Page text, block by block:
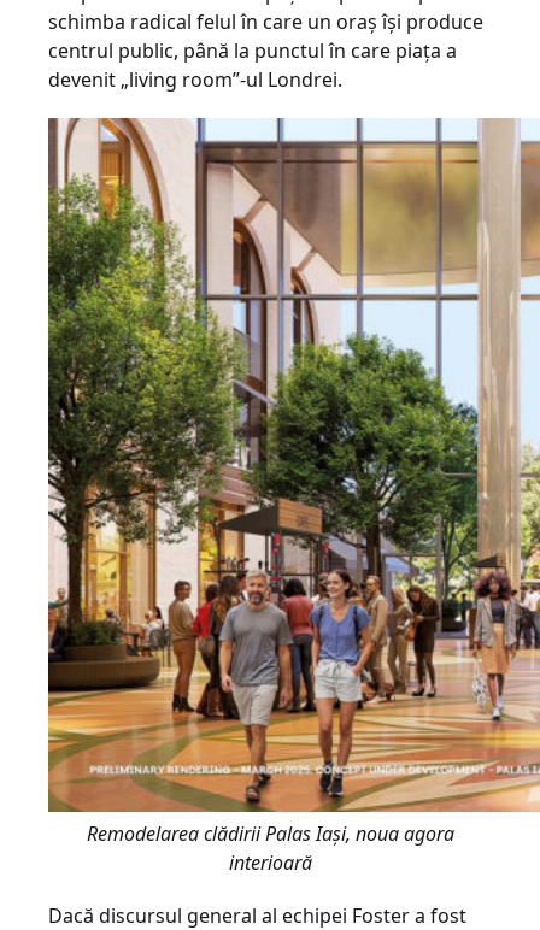
schimba radical felul în care un oraș își produce
centrul public, până la punctul în care piața a
devenit „living room”-ul Londrei.
Remodelarea clădirii Palas Iaşi, noua agora
interioară
Dacă discursul general al echipei Foster a fost